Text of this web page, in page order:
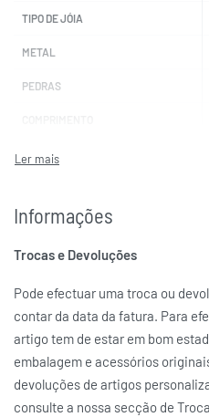
TIPO DE JÓIA
METAL
PEDRAS
MARCAS
Informações
Trocas e Devoluções
Pode efectuar uma troca ou
contar da data da fatura. Para
artigo tem de estar em bom
embalagem e acessórios
devoluções de artigos
consulte a nossa secção de